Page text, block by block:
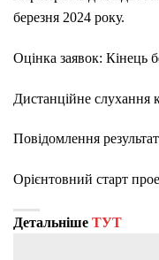
березня 2024 року.
Оцінка заявок: Кінець
Дистанційне слухання
Повідомлення
Орієнтовний старт
Детальніше ТУТ